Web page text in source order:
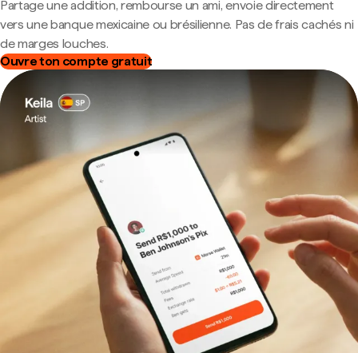
Partage une addition, rembourse un ami, envoie directement
vers une banque mexicaine ou brésilienne. Pas de frais cachés ni
de marges louches.
Ouvre ton compte gratuit